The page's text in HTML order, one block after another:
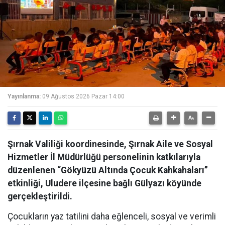
Yayınlanma: 09 Ağustos 2026 Pazar 14:00
Şırnak Valiliği koordinesinde, Şırnak Aile ve Sosyal
Hizmetler İl Müdürlüğü personelinin katkılarıyla
düzenlenen “Gökyüzü Altında Çocuk Kahkahaları”
etkinliği, Uludere ilçesine bağlı Gülyazı köyünde
gerçekleştirildi.
Çocukların yaz tatilini daha eğlenceli, sosyal ve verimli